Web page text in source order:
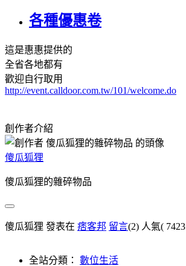
各種優惠卷
這是惠惠提供的
全省各地都有
歡迎自行取用
http://event.calldoor.com.tw/101/welcome.do
創作者介紹
傻瓜狐狸
傻瓜狐狸的雜碎物品
傻瓜狐狸 發表在 痞客邦 留言(2) 人氣( 7423
全站分類： 數位生活